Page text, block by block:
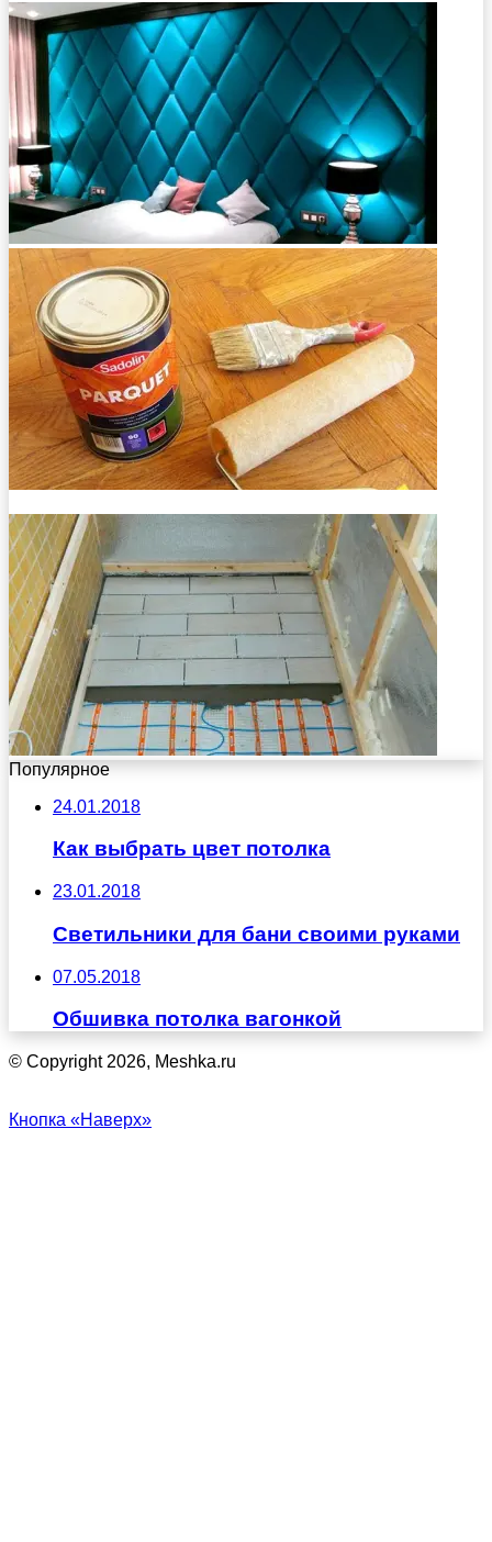
Популярное
24.01.2018
Как выбрать цвет потолка
23.01.2018
Светильники для бани своими руками
07.05.2018
Обшивка потолка вагонкой
© Copyright 2026, Meshka.ru
Кнопка «Наверх»